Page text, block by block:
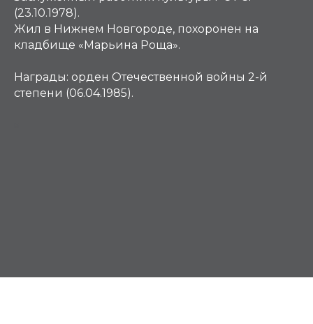
(23.10.1978).
Жил в Нижнем Новгороде, похоронен на
кладбище «Марьина Роща».
Награды: орден Отечественной войны 2-й
степени (06.04.1985).